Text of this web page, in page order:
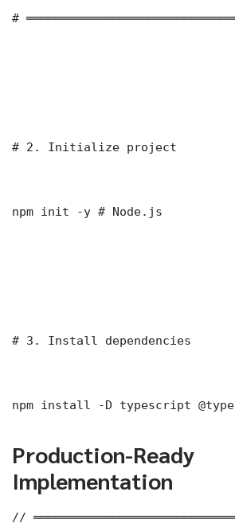
#
# 2. Initialize project
npm init -y # Node.js
# 3. Install dependencies
npm install -D typescript
Production-Ready
Implementation
//